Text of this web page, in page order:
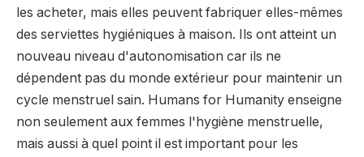
les acheter, mais elles peuvent fabriquer elles-mêmes
des serviettes hygiéniques à maison. Ils ont atteint un
nouveau niveau d'autonomisation car ils ne
dépendent pas du monde extérieur pour maintenir un
cycle menstruel sain. Humans for Humanity enseigne
non seulement aux femmes l'hygiène menstruelle,
mais aussi à quel point il est important pour les